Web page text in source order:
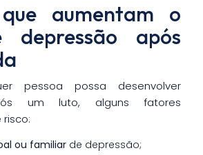
aumentam o
depressão após
pessoa possa desenvolver
um luto, alguns fatores
ou familiar de depressão;